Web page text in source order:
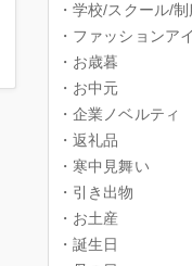
・学校/スクール/
・ファッションア
・お歳暮
・お中元
・企業ノベルティ
・返礼品
・寒中見舞い
・引き出物
・お土産
・誕生日